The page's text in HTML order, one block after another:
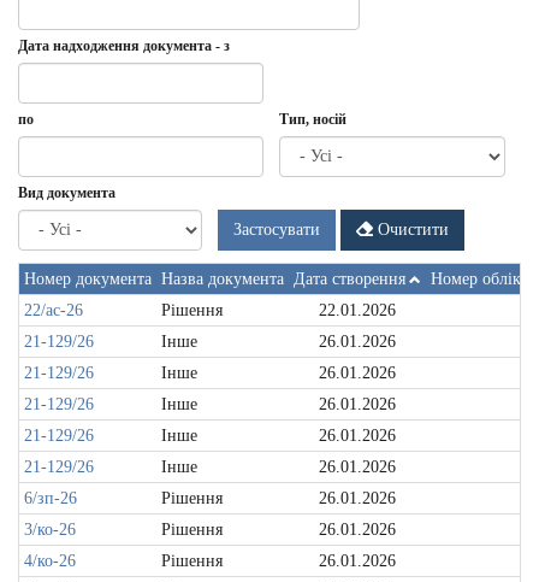
Дата надходження документа - з
Дата
Дата
надходження
-
з
по
Дата
по
Тип, носій
Вид документа
Застосувати Очистити
Номер документа Назва документа Дата створення
Номер
22/ас-26
Рішення
22.01.2026
21-129/26
Інше
26.01.2026
21-129/26
Інше
26.01.2026
21-129/26
Інше
26.01.2026
21-129/26
Інше
26.01.2026
21-129/26
Інше
26.01.2026
6/зп-26
Рішення
26.01.2026
3/ко-26
Рішення
26.01.2026
4/ко-26
Рішення
26.01.2026